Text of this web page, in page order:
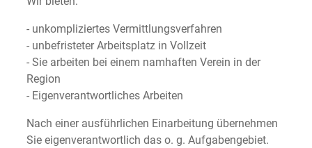
- unkompliziertes Vermittlungsverfahren
- unbefristeter Arbeitsplatz in Vollzeit
- Sie arbeiten bei einem namhaften Verein in der
Region
- Eigenverantwortliches Arbeiten
Nach einer ausführlichen Einarbeitung übernehmen
Sie eigenverantwortlich das o. g. Aufgabengebiet.